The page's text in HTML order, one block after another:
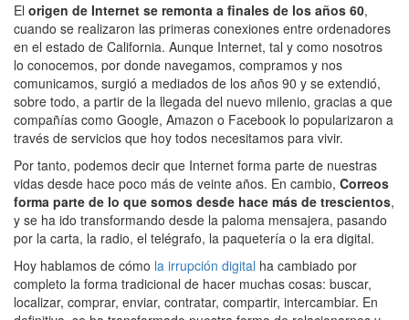
El origen de Internet se remonta a finales de los años 60,
cuando se realizaron las primeras conexiones entre ordenadores
en el estado de California. Aunque Internet, tal y como nosotros
lo conocemos, por donde navegamos, compramos y nos
comunicamos, surgió a mediados de los años 90 y se extendió,
sobre todo, a partir de la llegada del nuevo milenio, gracias a que
compañías como Google, Amazon o Facebook lo popularizaron a
través de servicios que hoy todos necesitamos para vivir.
Por tanto, podemos decir que Internet forma parte de nuestras
vidas desde hace poco más de veinte años. En cambio, Correos
forma parte de lo que somos desde hace más de trescientos,
y se ha ido transformando desde la paloma mensajera, pasando
por la carta, la radio, el telégrafo, la paquetería o la era digital.
Hoy hablamos de cómo la irrupción digital ha cambiado por
completo la forma tradicional de hacer muchas cosas: buscar,
localizar, comprar, enviar, contratar, compartir, intercambiar. En